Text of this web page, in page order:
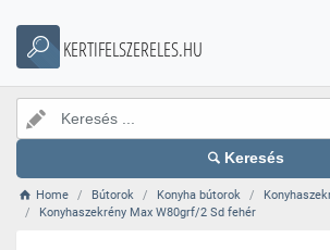
KERTIFELSZERELES.HU
Keresés
Home Bútorok Konyha bútorok
Konyhaszekrény Max W80grf/2 Sd fehér